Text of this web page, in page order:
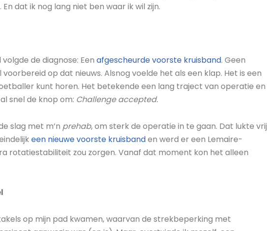
dat ik nog lang niet ben waar ik wil zijn.
de diagnose: Een afgescheurde voorste kruisband. Geen
op dat nieuws. Alsnog voelde het als een klap. Het is een
kunt horen. Het betekende een lang traject van operatie en
snel de knop om: Challenge accepted.
slag met m’n prehab, om sterk de operatie in te gaan. Dat lukte vrij
een nieuwe voorste kruisbanden werd er een Lemaire-
rotatiestabiliteit zou zorgen. Vanaf dat moment kon het alleen
op mijn pad kwamen, waarvan de strekbeperking met